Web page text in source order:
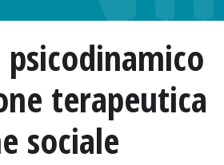
terapeutica
sociale